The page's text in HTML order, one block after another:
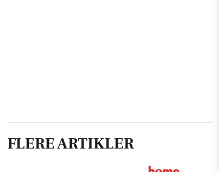
FLERE ARTIKLER